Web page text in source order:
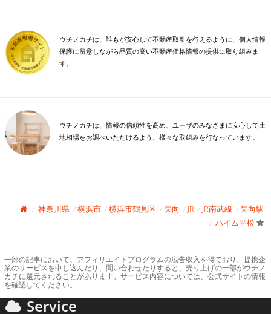
ウチノカチは、誰もが安心して不動産取引を行えるように、個人情報
保護に留意しながら品質の高い不動産価格情報の提供に取り組みま
す。
ウチノカチは、情報の信頼性を高め、ユーザのみなさまに安心して土
地相場をお調べいただけるよう、様々な取組みを行なっています。
神奈川県 横浜市 横浜市鶴見区 矢向 JR JR南武線
矢向駅
ハイム平松
一部の記事において、アフィリエイトプログラムの広告収入を得ており、提携企
業のサービスを申し込んだり、問い合わせたりすると、売り上げの一部がウチノ
カチに還元されることがあります。サービス内容については、公式サイトの情報
を確認してください。
Service